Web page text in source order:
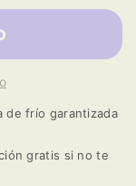
de frío garantizada
gratis si no te